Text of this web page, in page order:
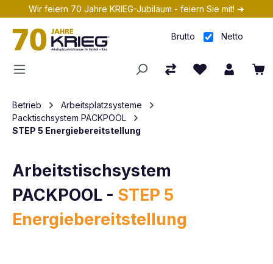
Zum Hauptinhalt springen
Wir feiern 70 Jahre KRIEG-Jubiläum - feiern Sie mit! ➔
Brutto Netto
Betrieb
Arbeitsplatzsysteme
Packtischsystem PACKPOOL
STEP 5 Energiebereitstellung
Arbeitstischsystem
PACKPOOL - STEP 5
Energiebereitstellung